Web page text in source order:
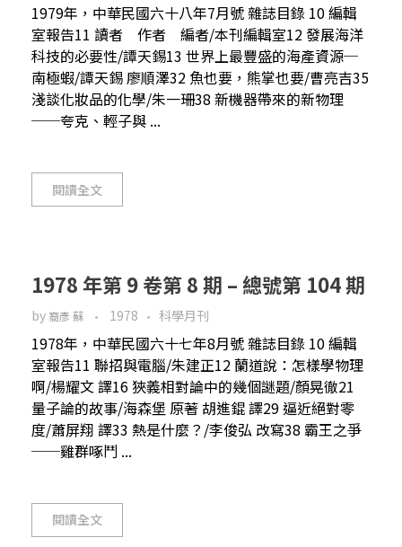
1979年，中華民國六十八年7月號 雜誌目錄 10 編輯
室報告11 讀者 作者 編者/本刊編輯室12 發展海洋
科技的必要性/譚天錫13 世界上最豐盛的海產資源─
南極蝦/譚天錫 廖順澤32 魚也要，熊掌也要/曹亮吉35
淺談化妝品的化學/朱一珊38 新機器帶來的新物理
──夸克、輕子與 ...
閱讀全文
1978 年第 9 卷第 8 期 – 總號第 104 期
by 裔彥 蘇 1978 科學月刊
1978年，中華民國六十七年8月號 雜誌目錄 10 編輯
室報告11 聯招與電腦/朱建正12 蘭道說：怎樣學物理
啊/楊耀文 譯16 狹義相對論中的幾個謎題/顏晃徹21
量子論的故事/海森堡 原著 胡進錕 譯29 逼近絕對零
度/蕭屏翔 譯33 熱是什麼？/李俊弘 改寫38 霸王之爭
──雞群啄鬥 ...
閱讀全文